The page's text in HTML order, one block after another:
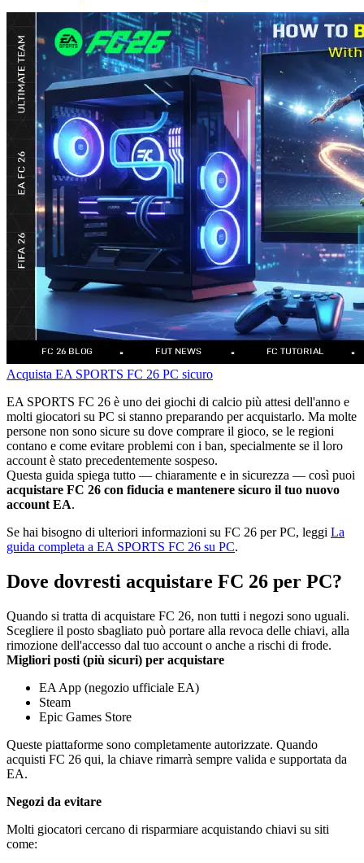
Acquista EA SPORTS FC 26 PC sicuro
EA SPORTS FC 26 è uno dei giochi di calcio più attesi dell'anno e
molti giocatori su PC si stanno preparando per acquistarlo. Ma molte
persone non sono sicure su dove comprare il gioco, se le regioni
contano e come evitare problemi con i ban, specialmente se il loro
account è stato precedentemente sospeso.
Questa guida spiega tutto — chiaramente e in sicurezza — così puoi
acquistare FC 26 con fiducia e mantenere sicuro il tuo nuovo
account EA.
Se hai bisogno di ulteriori informazioni su FC 26 per PC, leggi La
guida completa a EA SPORTS FC 26 su PC.
Dove dovresti acquistare FC 26 per PC?
Quando si tratta di acquistare FC 26, non tutti i negozi sono uguali.
Scegliere il posto sbagliato può portare alla revoca delle chiavi, alla
rimozione dell'accesso dal tuo account o anche a rischi di frode.
Migliori posti (più sicuri) per acquistare
EA App (negozio ufficiale EA)
Steam
Epic Games Store
Queste piattaforme sono completamente autorizzate. Quando
acquisti FC 26 qui, la chiave rimarrà sempre valida e supportata da
EA.
Negozi da evitare
Molti giocatori cercano di risparmiare acquistando chiavi su siti
come: